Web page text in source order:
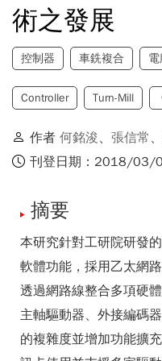
術之發展
控制器 車銑複合
Controller Turn-Mill
作者 何銘浚、 張信常 、
刊登日期：2018/03/
摘要
本研究針對工研院研發
軟體功能，採用乙太網
透過網路線整合多項硬
主軸驅動器、外接編碼
的複雜度並增加功能擴